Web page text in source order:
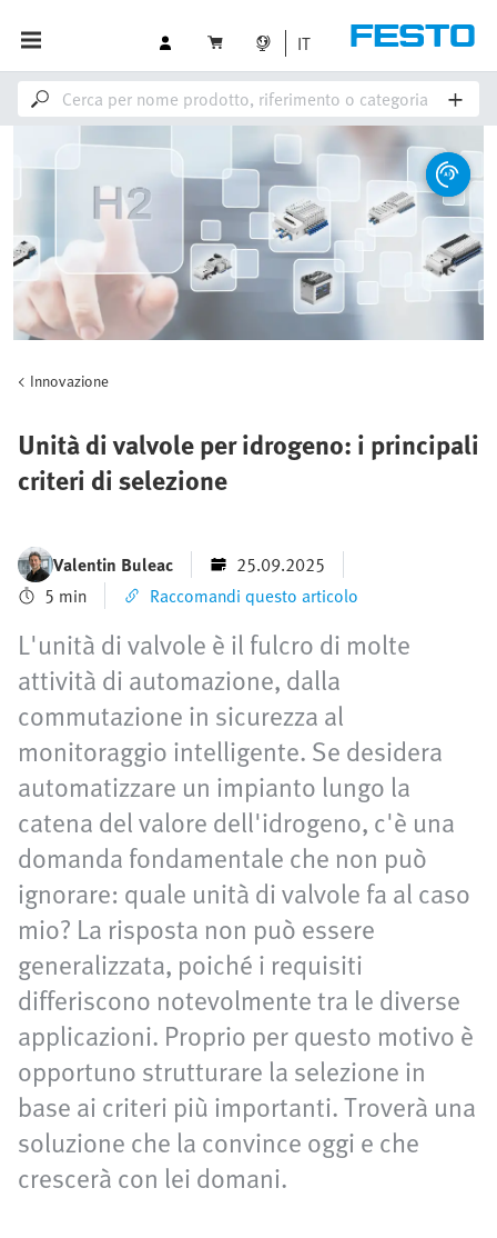
IT
Innovazione
Unità di valvole per idrogeno: i principali
criteri di selezione
Valentin Buleac
25.09.2025
5 min
Raccomandi questo articolo
L'unità di valvole è il fulcro di molte
attività di automazione, dalla
commutazione in sicurezza al
monitoraggio intelligente. Se desidera
automatizzare un impianto lungo la
catena del valore dell'idrogeno, c'è una
domanda fondamentale che non può
ignorare: quale unità di valvole fa al caso
mio? La risposta non può essere
generalizzata, poiché i requisiti
differiscono notevolmente tra le diverse
applicazioni. Proprio per questo motivo è
opportuno strutturare la selezione in
base ai criteri più importanti. Troverà una
soluzione che la convince oggi e che
crescerà con lei domani.